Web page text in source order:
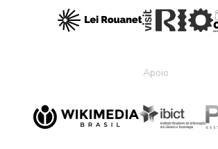
Apoio